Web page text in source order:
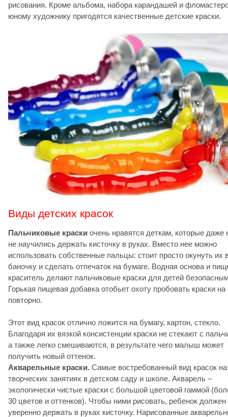
рисования. Кроме альбома, набора карандашей и
юному художнику пригодятся качественные детские краски.
Виды детских красок
Пальчиковые краски очень нравятся деткам, которые даже
не научились держать кисточку в руках. Вместо нее можно
использовать собственные пальцы: стоит просто окунуть их
баночку и сделать отпечаток на бумаге. Водная основа и
краситель делают пальчиковые краски для детей
Горькая пищевая добавка отобьет охоту пробовать краски на
повторно.
Этот вид красок отлично ложится на бумагу, картон, стекло.
Благодаря их вязкой консистенции краски не стекают с
а также легко смешиваются, в результате чего малыш может
получить новый оттенок.
Акварельные краски. Самые востребованный вид красок на
творческих занятиях в детском саду и школе. Акварель –
экологически чистые краски с большой цветовой гаммой
30 цветов и оттенков). Чтобы ними рисовать, ребенок должен
уверенно держать в руках кисточку. Нарисованные